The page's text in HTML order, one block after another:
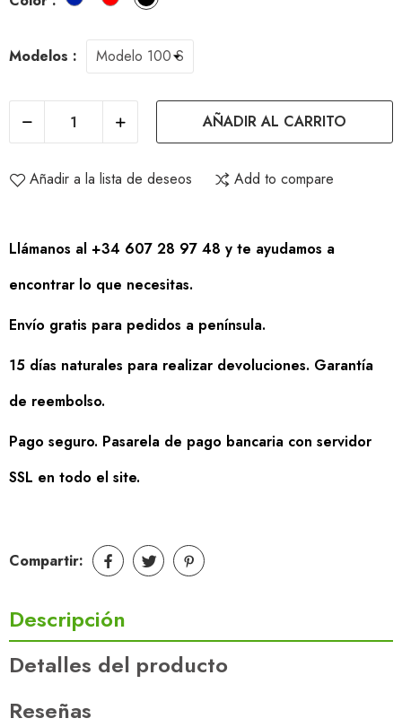
Modelos :
AÑADIR AL CARRITO
Añadir a la lista de deseos Add to compare
Llámanos al +34 607 28 97 48 y te ayudamos a
encontrar lo que necesitas.
Envío gratis para pedidos a península.
15 días naturales para realizar devoluciones. Garantía
de reembolso.
Pago seguro. Pasarela de pago bancaria con servidor
SSL en todo el site.
Compartir:
Descripción
Detalles del producto
Reseñas